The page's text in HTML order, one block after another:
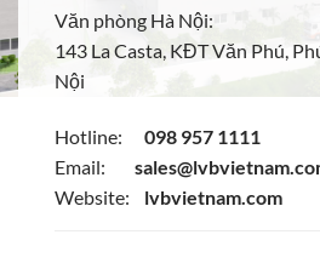
Văn phòng Hà Nội:
143 La Casta, KĐT Văn Phú,
Nội
Hotline:
098 957 1111
Email:
Website:
lvbvietnam.com